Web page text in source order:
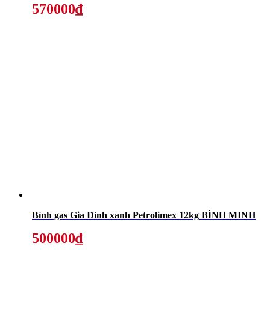
570000₫
Bình gas Gia Đình xanh Petrolimex 12kg BÌNH MINH
500000₫